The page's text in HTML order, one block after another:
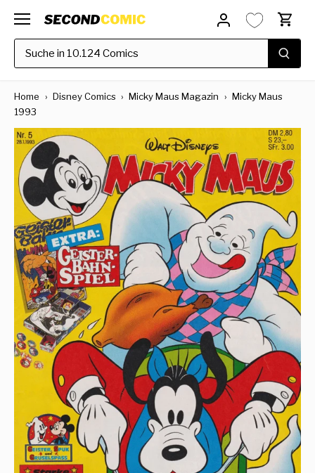
zum
Inhalt
Home › Disney Comics › Micky Maus Magazin › Micky Maus
1993